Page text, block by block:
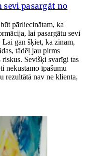
sevi pasargāt no
pārliecinātam, ka
lai pasargātu sevi
Lai gan šķiet, ka zinām,
tādēļ jau pirms
Sevišķi svarīgi tas
nekustamo īpašumu
rezultātā nav ne klienta,